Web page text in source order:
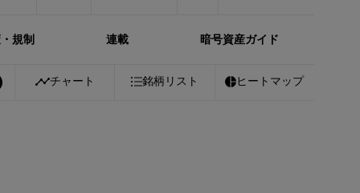
規制 連載 暗号資産ガイド
Bitcoin ￥10,363,001-0.29% Ethereum ￥306,264
チャート 銘柄リスト ヒートマップ